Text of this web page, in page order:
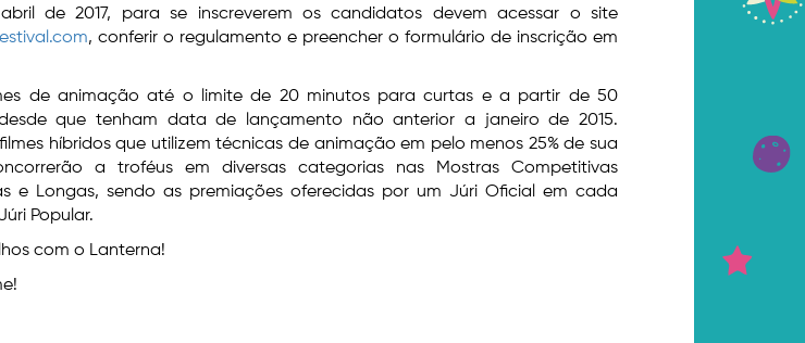
de 2017, para se inscreverem os candidatos devem acessar o site
, conferir o regulamento e preencher o formulário de inscrição em
de animação até o limite de 20 minutos para curtas e a partir de 50
que tenham data de lançamento não anterior a janeiro de 2015.
híbridos que utilizem técnicas de animação em pelo menos 25% de sua
a troféus em diversas categorias nas Mostras Competitivas
e Longas, sendo as premiações oferecidas por um Júri Oficial em cada
Popular.
com o Lanterna!